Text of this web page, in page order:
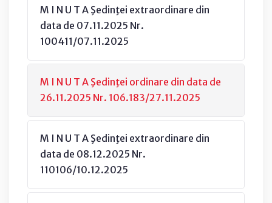
M I N U T A Şedinţei extraordinare din
data de 07.11.2025 Nr.
100411/07.11.2025
M I N U T A Şedinţei ordinare din data de
26.11.2025 Nr. 106.183/27.11.2025
M I N U T A Şedinţei extraordinare din
data de 08.12.2025 Nr.
110106/10.12.2025